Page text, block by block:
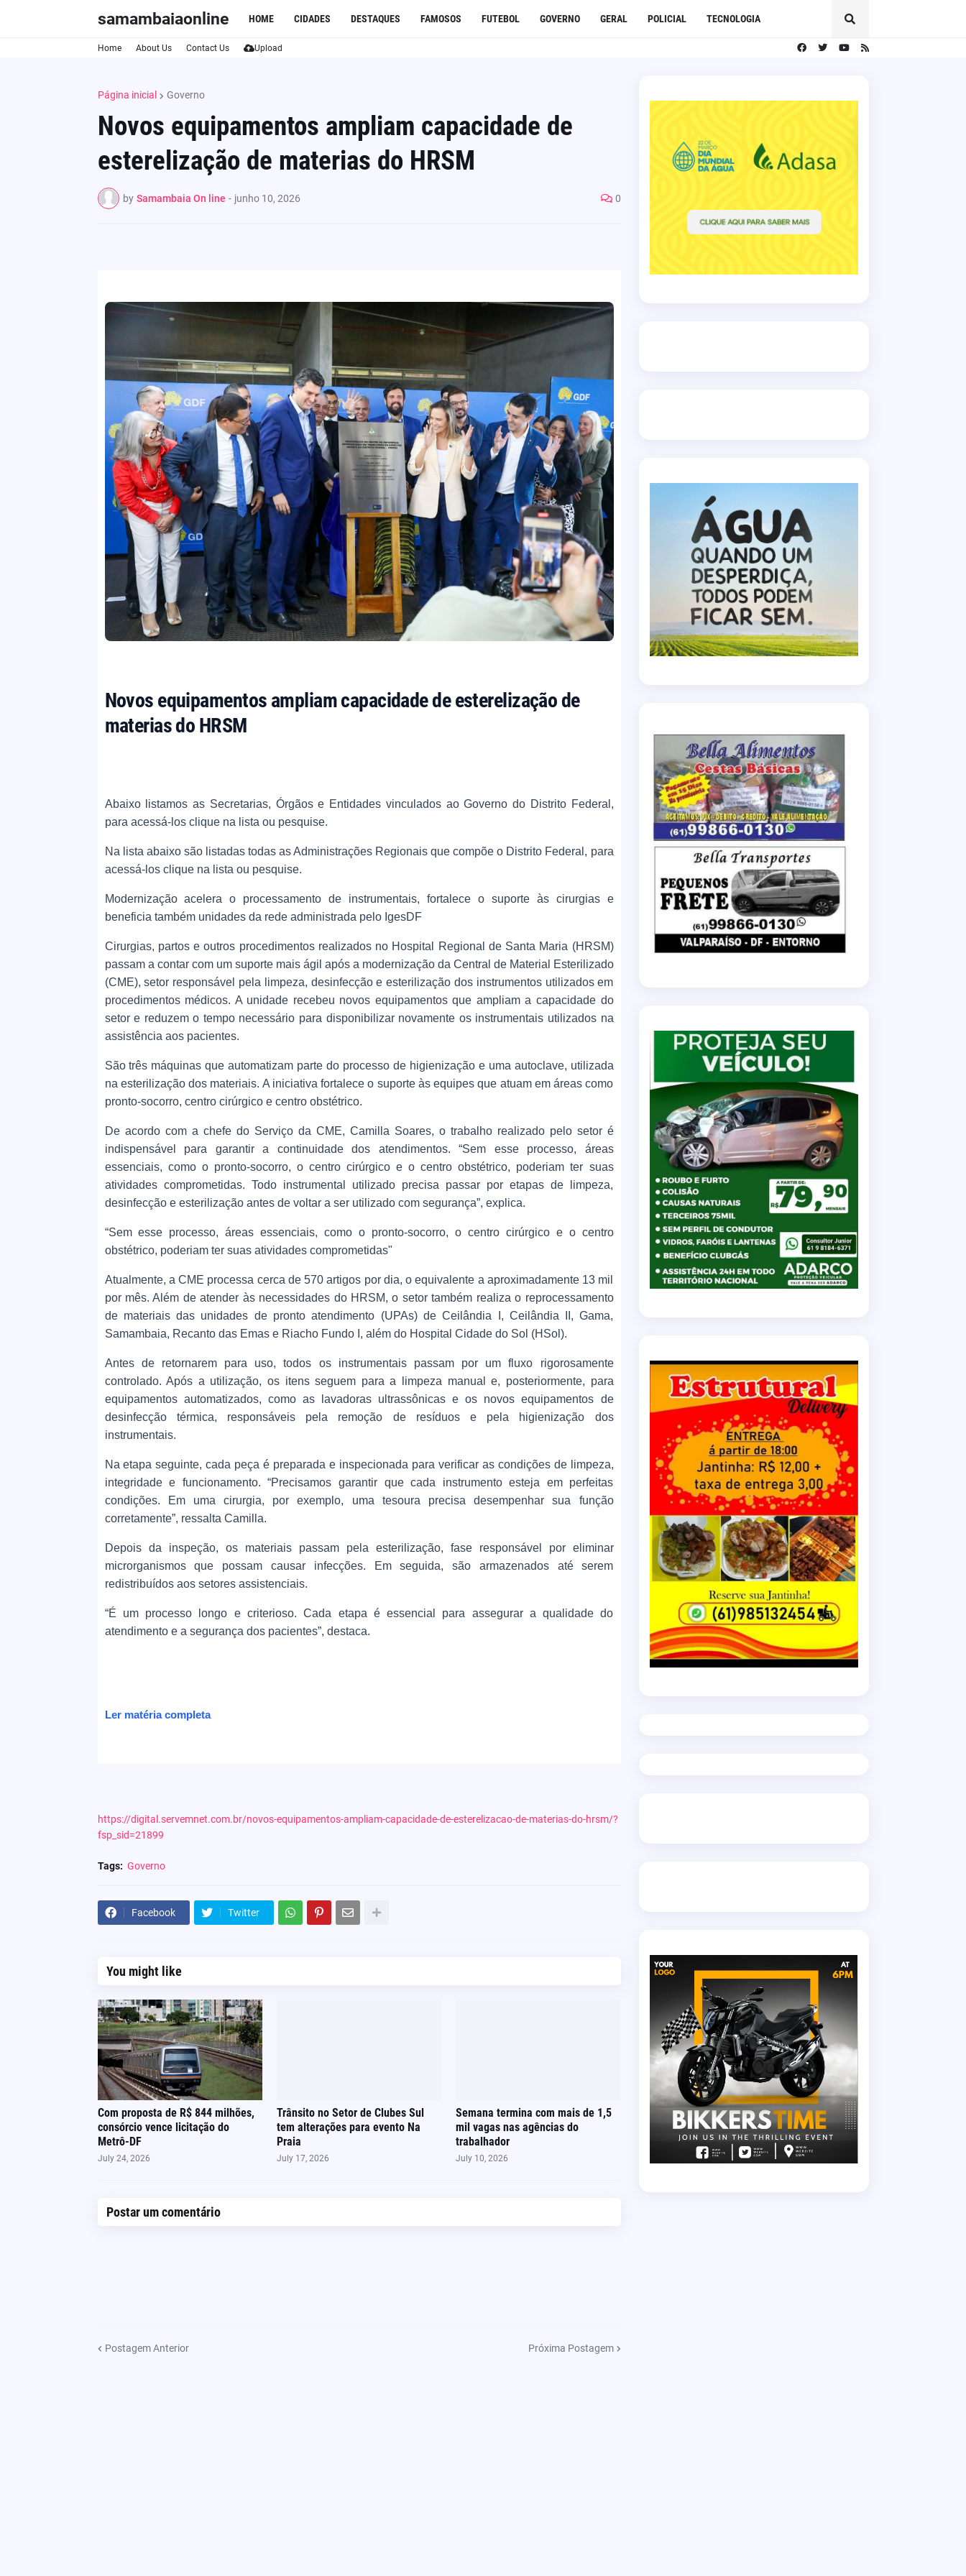
samambaiaonline HOME CIDADES DESTAQUES FAMOSOS FUTEBOL GOVERNO GERAL POLICIAL TECNOLOGIA
Home About Us Contact Us Upload
Página inicial Governo
Novos equipamentos ampliam capacidade de
esterelização de materias do HRSM
by Samambaia On line - junho 10, 2026 0
Novos equipamentos ampliam capacidade de esterelização de
materias do HRSM
Abaixo listamos as Secretarias, Órgãos e Entidades vinculados ao Governo do Distrito Federal,
para acessá-los clique na lista ou pesquise.
Na lista abaixo são listadas todas as Administrações Regionais que compõe o Distrito Federal, para
acessá-los clique na lista ou pesquise.
Modernização acelera o processamento de instrumentais, fortalece o suporte às cirurgias e
beneficia também unidades da rede administrada pelo IgesDF
Cirurgias, partos e outros procedimentos realizados no Hospital Regional de Santa Maria (HRSM)
passam a contar com um suporte mais ágil após a modernização da Central de Material Esterilizado
(CME), setor responsável pela limpeza, desinfecção e esterilização dos instrumentos utilizados em
procedimentos médicos. A unidade recebeu novos equipamentos que ampliam a capacidade do
setor e reduzem o tempo necessário para disponibilizar novamente os instrumentais utilizados na
assistência aos pacientes.
São três máquinas que automatizam parte do processo de higienização e uma autoclave, utilizada
na esterilização dos materiais. A iniciativa fortalece o suporte às equipes que atuam em áreas como
pronto-socorro, centro cirúrgico e centro obstétrico.
De acordo com a chefe do Serviço da CME, Camilla Soares, o trabalho realizado pelo setor é
indispensável para garantir a continuidade dos atendimentos. “Sem esse processo, áreas
essenciais, como o pronto-socorro, o centro cirúrgico e o centro obstétrico, poderiam ter suas
atividades comprometidas. Todo instrumental utilizado precisa passar por etapas de limpeza,
desinfecção e esterilização antes de voltar a ser utilizado com segurança”, explica.
“Sem esse processo, áreas essenciais, como o pronto-socorro, o centro cirúrgico e o centro
obstétrico, poderiam ter suas atividades comprometidas"
Atualmente, a CME processa cerca de 570 artigos por dia, o equivalente a aproximadamente 13 mil
por mês. Além de atender às necessidades do HRSM, o setor também realiza o reprocessamento
de materiais das unidades de pronto atendimento (UPAs) de Ceilândia I, Ceilândia II, Gama,
Samambaia, Recanto das Emas e Riacho Fundo I, além do Hospital Cidade do Sol (HSol).
Antes de retornarem para uso, todos os instrumentais passam por um fluxo rigorosamente
controlado. Após a utilização, os itens seguem para a limpeza manual e, posteriormente, para
equipamentos automatizados, como as lavadoras ultrassônicas e os novos equipamentos de
desinfecção térmica, responsáveis pela remoção de resíduos e pela higienização dos
instrumentais.
Na etapa seguinte, cada peça é preparada e inspecionada para verificar as condições de limpeza,
integridade e funcionamento. “Precisamos garantir que cada instrumento esteja em perfeitas
condições. Em uma cirurgia, por exemplo, uma tesoura precisa desempenhar sua função
corretamente”, ressalta Camilla.
Depois da inspeção, os materiais passam pela esterilização, fase responsável por eliminar
microrganismos que possam causar infecções. Em seguida, são armazenados até serem
redistribuídos aos setores assistenciais.
“É um processo longo e criterioso. Cada etapa é essencial para assegurar a qualidade do
atendimento e a segurança dos pacientes”, destaca.
Ler matéria completa
https://digital.servemnet.com.br/novos-equipamentos-ampliam-capacidade-de-esterelizacao-de-materias-do-hrsm/?
fsp_sid=21899
Tags: Governo
Facebook Twitter
You might like
Com proposta de R$ 844 milhões,
consórcio vence licitação do
Metrô-DF
July 24, 2026
Trânsito no Setor de Clubes Sul
tem alterações para evento Na
Praia
July 17, 2026
Semana termina com mais de 1,5
mil vagas nas agências do
trabalhador
July 10, 2026
Postar um comentário
Postagem Anterior Próxima Postagem